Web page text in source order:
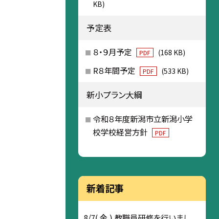
KB)
予定表
８・９月予定 PDF (168 KB)
R８年間予定 PDF (533 KB)
新小プラン大綱
令和８年度新潟市立新潟小学
校学校経営方針
PDF
新着記事